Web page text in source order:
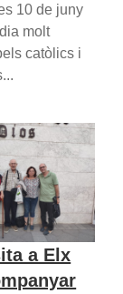
10 de juny
molt
catòlics i
a Elx